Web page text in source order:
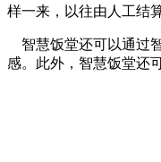
样一来，以往由人工结
智慧饭堂还可以通过
感。此外，智慧饭堂还